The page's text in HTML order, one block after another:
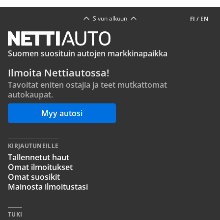
FI / EN
Sivun alkuun
Suomen suosituin autojen markkinapaikka
Ilmoita Nettiautossa!
Tavoitat eniten ostajia ja teet mutkattomat
autokaupat.
Myy autosi
KIRJAUTUNEILLE
Tallennetut haut
Omat ilmoitukset
Omat suosikit
Mainosta ilmoitustasi
TUKI